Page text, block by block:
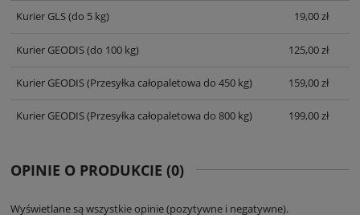
Kurier GLS(do 5 kg) 19,00 zł
Kurier GEODIS(do 100 kg) 125,00 zł
Kurier GEODIS(Przesyłka całopaletowa do 450 kg) 159,00 zł
Kurier GEODIS(Przesyłka całopaletowa do 800 kg) 199,00 zł
OPINIE O PRODUKCIE (0)
Wyświetlane są wszystkie opinie (pozytywne i negatywne).